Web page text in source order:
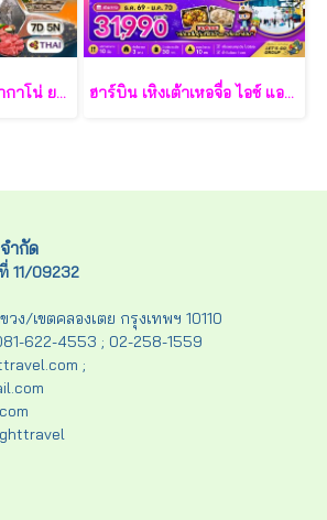
ทัวร์ญี่ปุ่น โตเกียว นากาโน่ ยามานาชิ 7 วัน - TG ฮาร์บิน เหิงเต้าเหอจื่อ ไอซ์ แอนด์ สโนว์ เวิล์ด 7 วัน 5 คืน-XJ
ำกัด
11/09232
ง/เขตคลองเตย กรุงเทพฯ 10110
622-4553 ; 02-258-1559
;